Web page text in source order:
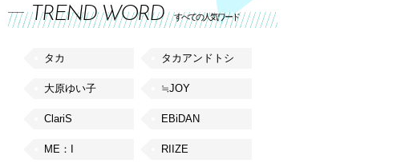
TREND WORD すべての人気ワード
タカ タカアンドトシ
大原ゆい子 ≒JOY
ClariS EBiDAN
ME：I RIIZE